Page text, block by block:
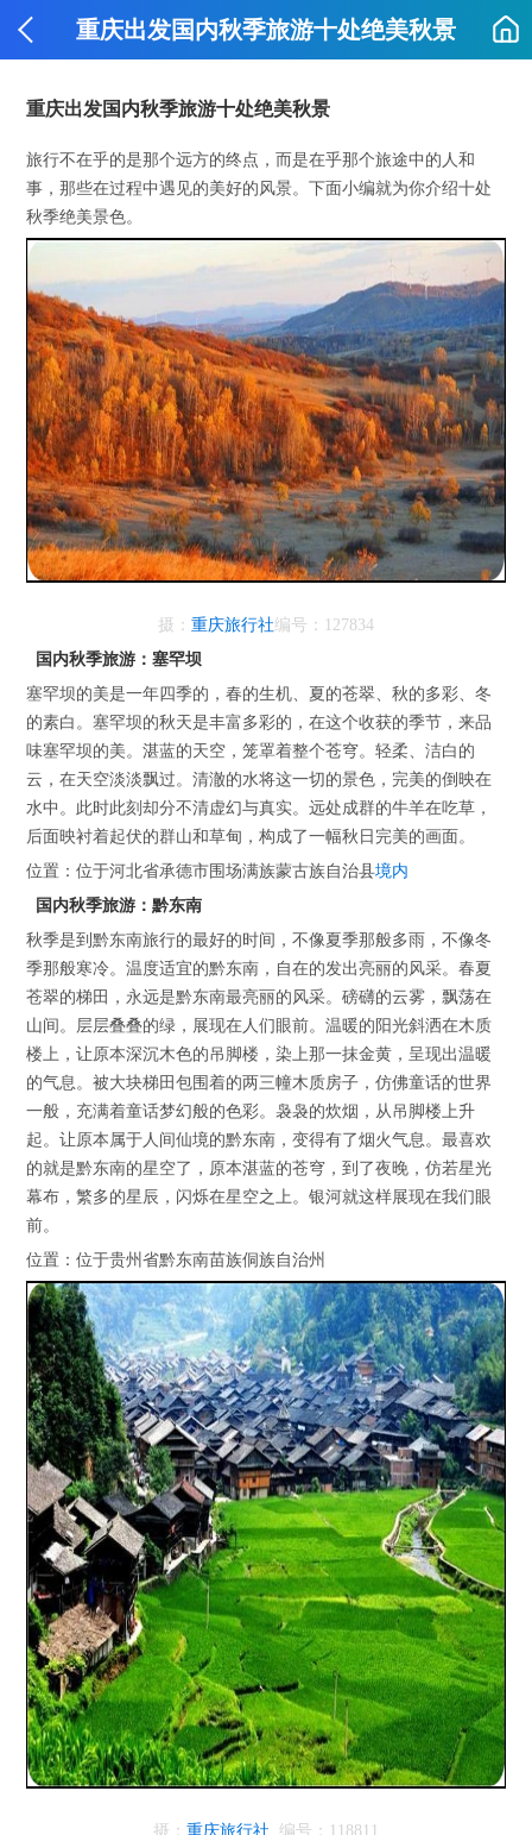
重庆出发国内秋季旅游十处绝美秋景
重庆出发国内秋季旅游十处绝美秋景
旅行不在乎的是那个远方的终点，而是在乎那个旅途中的人和
事，那些在过程中遇见的美好的风景。下面小编就为你介绍十处
秋季绝美景色。
摄： 重庆旅行社编号：127834
国内秋季旅游：塞罕坝
塞罕坝的美是一年四季的，春的生机、夏的苍翠、秋的多彩、冬
的素白。塞罕坝的秋天是丰富多彩的，在这个收获的季节，来品
味塞罕坝的美。湛蓝的天空，笼罩着整个苍穹。轻柔、洁白的
云，在天空淡淡飘过。清澈的水将这一切的景色，完美的倒映在
水中。此时此刻却分不清虚幻与真实。远处成群的牛羊在吃草，
后面映衬着起伏的群山和草甸，构成了一幅秋日完美的画面。
位置：位于河北省承德市围场满族蒙古族自治县境内
国内秋季旅游：黔东南
秋季是到黔东南旅行的最好的时间，不像夏季那般多雨，不像冬
季那般寒冷。温度适宜的黔东南，自在的发出亮丽的风采。春夏
苍翠的梯田，永远是黔东南最亮丽的风采。磅礴的云雾，飘荡在
山间。层层叠叠的绿，展现在人们眼前。温暖的阳光斜洒在木质
楼上，让原本深沉木色的吊脚楼，染上那一抹金黄，呈现出温暖
的气息。被大块梯田包围着的两三幢木质房子，仿佛童话的世界
一般，充满着童话梦幻般的色彩。袅袅的炊烟，从吊脚楼上升
起。让原本属于人间仙境的黔东南，变得有了烟火气息。最喜欢
的就是黔东南的星空了，原本湛蓝的苍穹，到了夜晚，仿若星光
幕布，繁多的星辰，闪烁在星空之上。银河就这样展现在我们眼
前。
位置：位于贵州省黔东南苗族侗族自治州
摄： 重庆旅行社 编号：118811